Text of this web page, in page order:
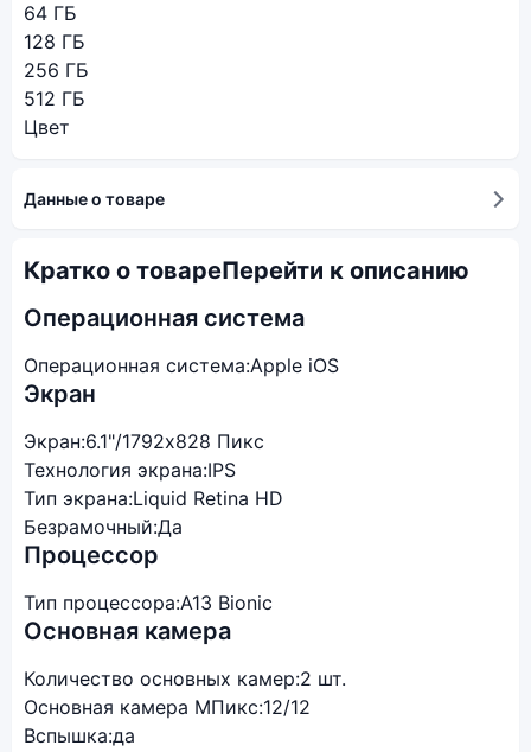
64 ГБ
128 ГБ
256 ГБ
512 ГБ
Цвет
Данные о товаре
Кратко о товареПерейти к описанию
Операционная система
Операционная система:Apple iOS
Экран
Экран:6.1"/1792x828 Пикс
Технология экрана:IPS
Тип экрана:Liquid Retina HD
Безрамочный:Да
Процессор
Тип процессора:A13 Bionic
Основная камера
Количество основных камер:2 шт.
Основная камера МПикс:12/12
Вспышка:да